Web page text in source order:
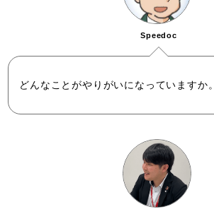
Speedoc
どんなことがやりがいになっていますか。